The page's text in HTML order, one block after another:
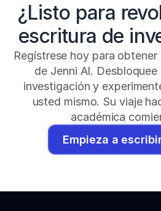
¿Listo para
escritura de
Regístrese hoy para
de Jenni AI.
investigación y
usted mismo. Su viaje
académica
Empieza a